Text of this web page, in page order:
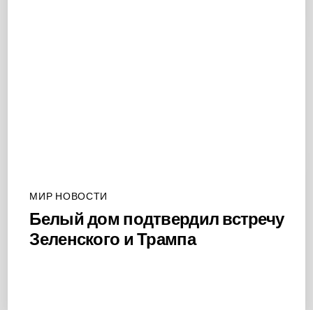
МИР НОВОСТИ
Белый дом подтвердил встречу
Зеленского и Трампа